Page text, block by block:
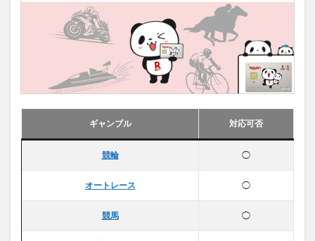
ギャンブル 対応可否
競輪 ◯
オートレース ◯
競馬 ◯